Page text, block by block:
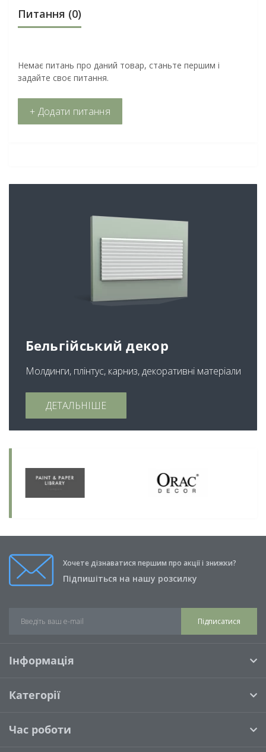
Питання (0)
Немає питань про даний товар, станьте першим і
задайте своє питання.
+ Додати питання
Бельгійський декор
Молдинги, плінтус, карниз, декоративні матеріали
ДЕТАЛЬНІШЕ
Хочете дізнаватися першим про акції і знижки?
Підпишіться на нашу розсилку
Підписатися
Інформація
Категорії
Час роботи